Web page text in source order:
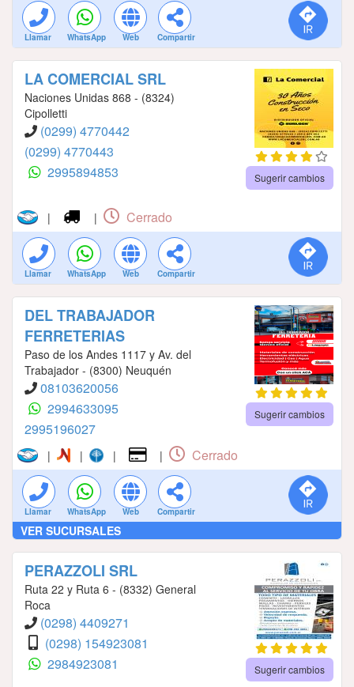
Llamar WhatsApp Web Compartir
LA COMERCIAL SRL
Naciones Unidas 868 - (8324)
Cipolletti
(0299) 4770442
(0299) 4770443
2995894853
Sugerir cambios
| | Cerrado
Llamar WhatsApp Web Compartir
DEL TRABAJADOR
FERRETERIAS
Paso de los Andes 1117 y Av. del
Trabajador - (8300) Neuquén
08103620056
2994633095
2995196027
Sugerir cambios
| | | | Cerrado
Llamar WhatsApp Web Compartir
VER SUCURSALES
PERAZZOLI SRL
Ruta 22 y Ruta 6 - (8332) General
Roca
(0298) 4409271
(0298) 154923081
2984923081
Sugerir cambios